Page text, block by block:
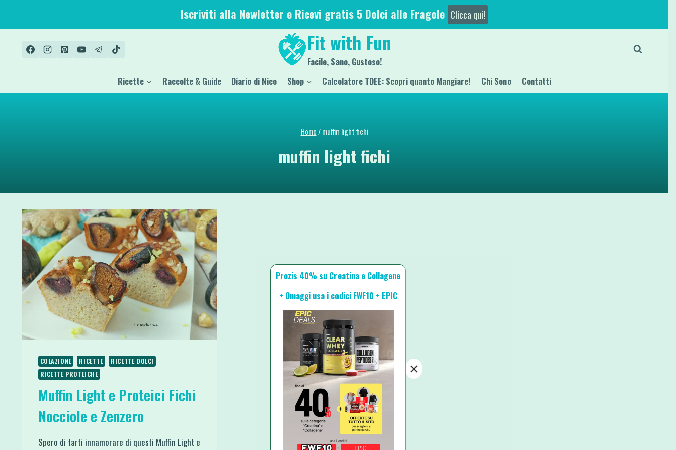
contenuto
Iscriviti alla Newletter e Ricevi gratis 5 Dolci alle Fragole Clicca qui!
Fit with Fun
Facile, Sano, Gustoso!
Ricette Raccolte & Guide Diario di Nico Shop Calcolatore TDEE: Scopri quanto Mangiare! Chi Sono Contatti
Home/ muffin light fichi
muffin light fichi
COLAZIONE RICETTE
RICETTE DOLCI
RICETTE PROTEICHE
Muffin Light e Proteici Fichi
Nocciole e Zenzero
Spero di farti innamorare di questi Muffin Light e
Prozis 40% su Creatina e Collagene
+ Omaggi usa i codici FWF10 + EPIC
×